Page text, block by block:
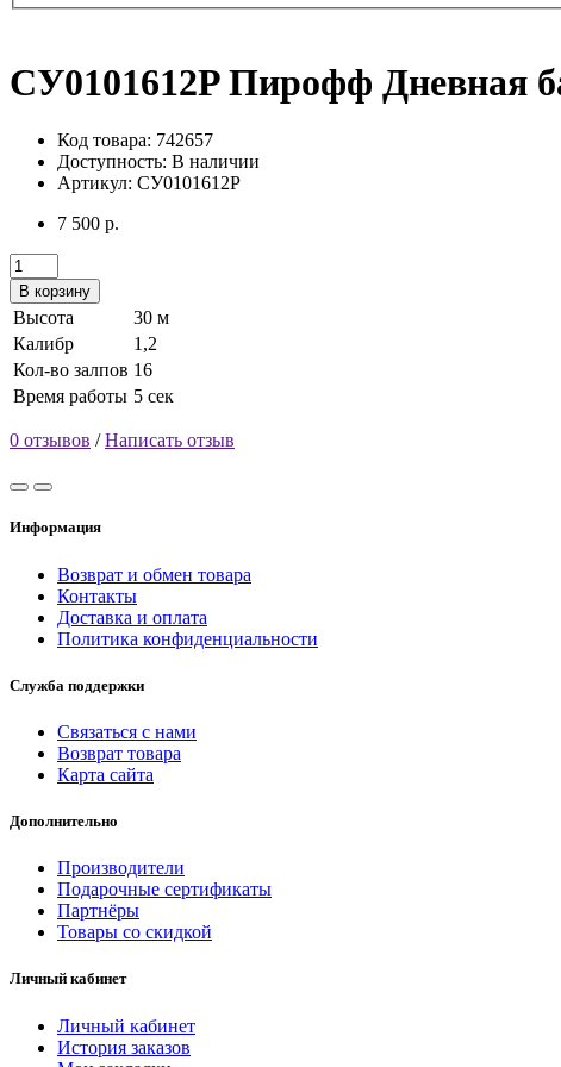
СУ0101612P Пирофф Дневная
Код товара: 742657
Доступность: В наличии
Артикул: СУ0101612P
7 500 р.
В корзину
Высота
30 м
Калибр
1,2
Кол-во залпов 16
Время работы 5 сек
0 отзывов /Написать отзыв
Информация
Возврат и обмен товара
Контакты
Доставка и оплата
Политика конфиденциальности
Служба поддержки
Связаться с нами
Возврат товара
Карта сайта
Дополнительно
Производители
Подарочные сертификаты
Партнёры
Товары со скидкой
Личный кабинет
Личный кабинет
История заказов